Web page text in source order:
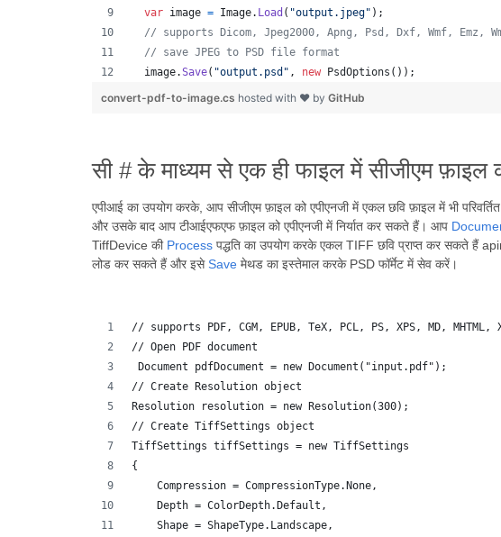
var image = Image. Load ( "output.jpeg" ) ;
// supports Dicom, Jpeg2000, Apng, Psd, Dxf, Wmf, Emz,
// save JPEG to PSD file format
image.Save( "output.psd" , new PsdOptions ( ) ) ;
convert-pdf-to-image.cs hosted with ❤ by GitHub
सी # के माध्यम से एक ही फाइल में सीजीएम फ़ाइल
एपीआई का उपयोग करके, आप सीजीएम फ़ाइल को एपीएनजी में एकल छवि फ़ाइल में भी
और उसके बाद आप टीआईएफएफ फ़ाइल को एपीएनजी में निर्यात कर सकते हैं। आप
TiffDevice की Process पद्धति का उपयोग करके एकल TIFF छवि प्राप्त कर सकते
लोड कर सकते हैं और इसेSave मेथड का इस्तेमाल करके PSD फॉर्मेट में सेव करें।
// supports PDF, CGM, EPUB, TeX, PCL, PS, XPS, MD,
// Open PDF document
Document pdfDocument = new Document("input.pdf");
// Create Resolution object
Resolution resolution = new Resolution(300);
// Create TiffSettings object
TiffSettings tiffSettings = new TiffSettings
{
    Compression = CompressionType.None,
    Depth = ColorDepth.Default,
    Shape = ShapeType.Landscape,